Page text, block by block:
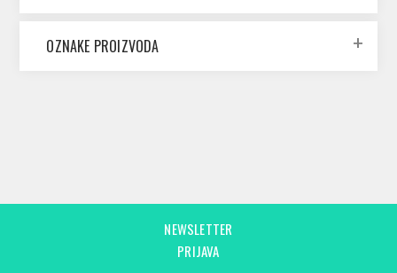
OZNAKE PROIZVODA
NEWSLETTER
PRIJAVA